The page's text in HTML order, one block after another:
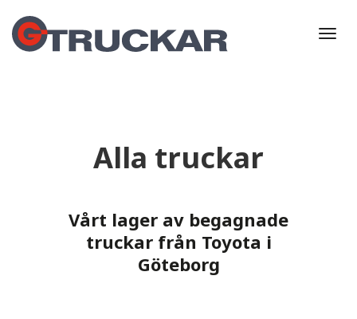
Alla truckar
Vårt lager av begagnade
truckar från Toyota i
Göteborg